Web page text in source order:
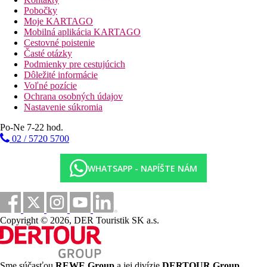
Popis pláže
Piesočná pláž cca 1250 m (doprava na pláž zadarmo), lehátka a
slnečníky zadarmo, bar na pláži.
Športové aktivity zadarmo
Zadarmo:fitness, tenis (osvetlenie za poplatok),
multifunkčné ihrisko, lukostreľba, plážový volejbal.
Za poplatok:vodné športy na pláži.
Šmykľavka, ihrisko, miniklub, detské menu za poplatok, detská
postieľka zdarma (na vyžiadanie).
Na mieste povinná platba pobytovej taxy - cca 4
eur/os./deň.
Vzhľadom k polohe hotela sprievodca iba na telefóne, bez
možnosti zakúpenia výletov.
V hotelovom bazéne novonie je
čiapka.
Popis izby
Pobočky
Moje KARTAGO
Mobilná aplikácia KARTAGO
Cestovné poistenie
Časté otázky
Podmienky pre cestujúcich
Dôležité informácie
Voľné pozície
Ochrana osobných údajov
Nastavenie súkromia
Po-Ne 7-22 hod.
02 / 5720 5700
WHATSAPP - NAPÍŠTE NÁM
Copyright © 2026, DER Touristik SK a.s.